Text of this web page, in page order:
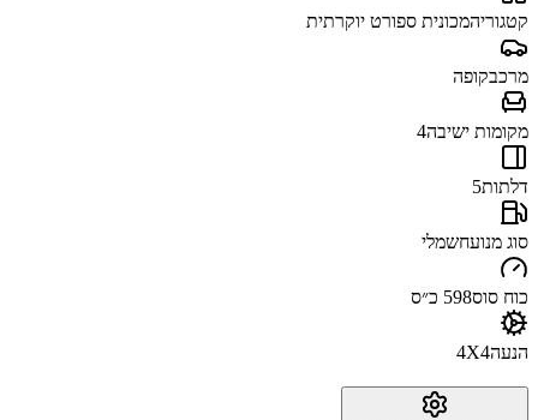
קטגוריהמכונית ספורט יוקרתית
מרכבקופה
מקומות ישיבה4
דלתות5
סוג מנועחשמלי
כוח סוס598 כ״ס
הנעה4X4